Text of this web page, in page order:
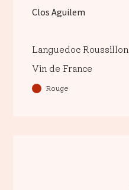
Clos Aguilem
Languedoc Roussillon
Vin de France
Rouge